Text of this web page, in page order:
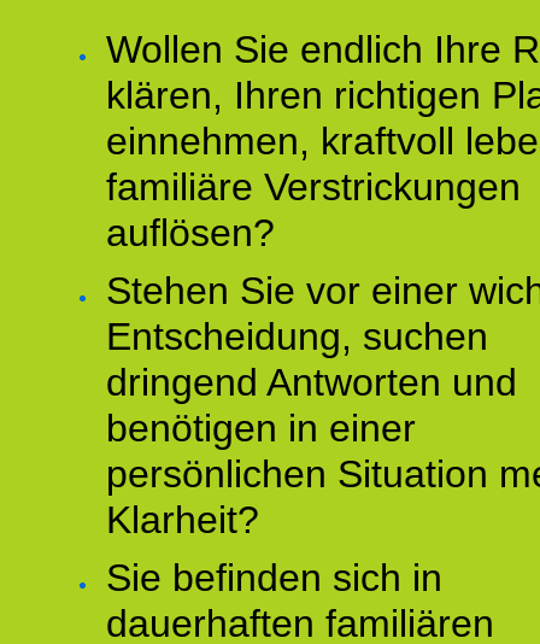
Wollen Sie endlich Ihre
klären, Ihren richtigen
einnehmen, kraftvoll
familiäre Verstrickungen
auflösen?
Stehen Sie vor einer
Entscheidung, suchen
dringend Antworten und
benötigen in einer
persönlichen Situation
Klarheit?
Sie befinden sich in
dauerhaften familiären